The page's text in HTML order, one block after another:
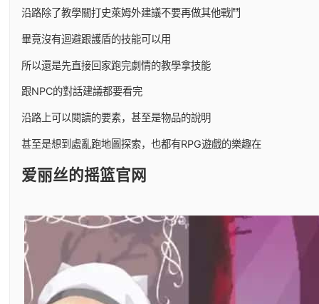
沿路除了教學關打史萊姆外建議不要再做其他戰鬥
畢竟沒有迴避跟護盾的技能可以用
所以還是先直接回家跑完劇情的教學拿技能
跟NPC的對話建議都要看完
沿路上可以閱讀的要素，甚至是物品的說明
甚至是想到處亂跑地圖探索，也都有RPG遊戲的樂趣在
爱丽丝的摇篮官网